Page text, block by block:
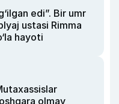
edi”. Bir umr
ustasi Rimma
hayoti
olmay